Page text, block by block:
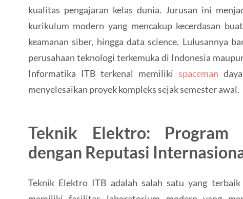
kualitas pengajaran kelas dunia. Jurusan ini
kurikulum modern yang mencakup kecerdasan
keamanan siber, hingga data science. Lulusannya
perusahaan teknologi terkemuka di Indonesia
Informatika ITB terkenal memilikispaceman
menyelesaikan proyek kompleks sejak semester awal.
Teknik Elektro: Program
dengan Reputasi
Teknik Elektro ITB adalah salah satu yang